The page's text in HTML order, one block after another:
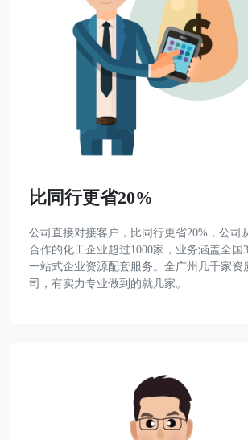
比同行更省20%
公司直接对接客户，比同行更省20%，公司
合作的化工企业超过1000家，业务涵盖全国
一站式企业资源配套服务。全广州几千家资
司，有实力专业做到的就几家。